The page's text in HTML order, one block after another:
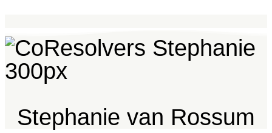
Stephanie van Rossum